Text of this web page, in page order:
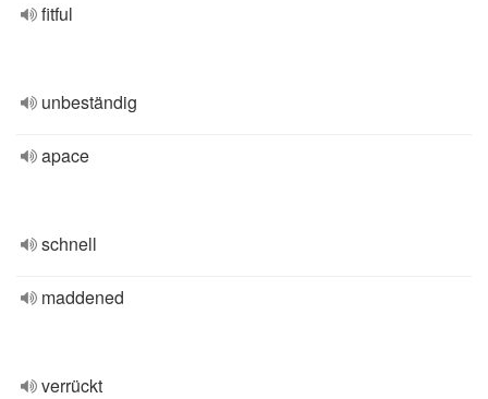
fitful
unbeständig
apace
schnell
maddened
verrückt